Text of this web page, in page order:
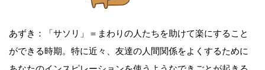
あずき：「サソリ」＝まわりの人たちを助けて楽にすること
ができる時期。特に近々、友達の人間関係をよくするために